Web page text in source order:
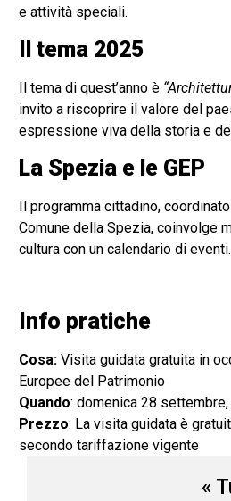
e attività speciali.
Il tema 2025
Il tema di quest’anno è
invito a riscoprire il valore del
espressione viva della storia e
La Spezia e le GEP
Il programma cittadino,
Comune della Spezia, coinvolge
cultura con un calendario di eventi.
Info pratiche
Cosa: Visita guidata gratuita in
Europee del Patrimonio
Quando: domenica 28 settembre,
Prezzo: La visita guidata è
secondo tariffazione vigente
«